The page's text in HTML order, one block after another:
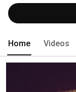
Home Videos